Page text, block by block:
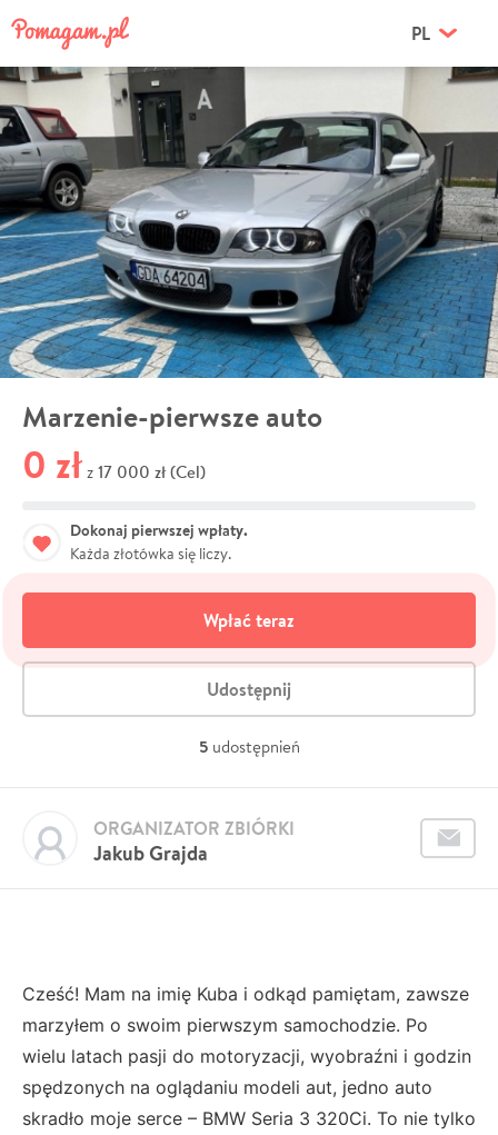
PL
Marzenie-pierwsze auto
0 zł z 17 000 zł (Cel)
Dokonaj pierwszej wpłaty.
Każda złotówka się liczy.
Wpłać teraz
Udostępnij
5 udostępnień
Jakub Grajda
ORGANIZATOR ZBIÓRKI
Cześć! Mam na imię Kuba i odkąd pamiętam, zawsze
marzyłem o swoim pierwszym samochodzie. Po
wielu latach pasji do motoryzacji, wyobraźni i godzin
spędzonych na oglądaniu modeli aut, jedno auto
skradło moje serce – BMW Seria 3 320Ci. To nie tylko